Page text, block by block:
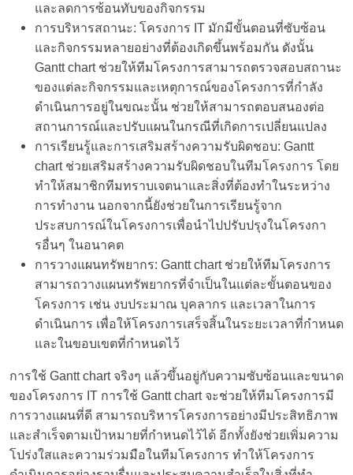
และลดการซ้อนทับของกิจกรรม
การบริหารสถานะ: โครงการ IT มักมีขั้นตอนที่ซับซ้อน
และกิจกรรมหลายอย่างที่ต้องเกิดขึ้นพร้อมกัน ดังนั้น
Gantt chart ช่วยให้ทีมโครงการสามารถตรวจสอบสถานะ
ของแต่ละกิจกรรมและเหตุการณ์ของโครงการที่กำลัง
ดำเนินการอยู่ในขณะนั้น ช่วยให้สามารถตอบสนองต่อ
สถานการณ์และปรับแผนในกรณีที่เกิดการเปลี่ยนแปลง
การเรียนรู้และการเสริมสร้างความรับผิดชอบ: Gantt
chart ช่วยเสริมสร้างความรับผิดชอบในทีมโครงการ โดย
ทำให้สมาชิกทีมทราบเจตนาและสิ่งที่ต้องทำในระหว่าง
การทำงาน นอกจากนี้ยังช่วยในการเรียนรู้จาก
ประสบการณ์ในโครงการเพื่อนำไปปรับปรุงในโครงกา
รอื่นๆ ในอนาคต
การวางแผนทรัพยากร: Gantt chart ช่วยให้ทีมโครงการ
สามารถวางแผนทรัพยากรที่จำเป็นในแต่ละขั้นตอนของ
โครงการ เช่น งบประมาณ บุคลากร และเวลาในการ
ดำเนินการ เพื่อให้โครงการเสร็จสิ้นในระยะเวลาที่กำหนด
และในขอบเขตที่กำหนดไว้
การใช้ Gantt chart จริงๆ แล้วขึ้นอยู่กับความซับซ้อนและขนาด
ของโครงการ IT การใช้ Gantt chart จะช่วยให้ทีมโครงการมี
การวางแผนที่ดี สามารถบริหารโครงการอย่างมีประสิทธิภาพ
และสำเร็จตามเป้าหมายที่กำหนดไว้ได้ อีกทั้งยังช่วยเพิ่มความ
โปร่งใสและความร่วมมือในทีมโครงการ ทำให้โครงการ